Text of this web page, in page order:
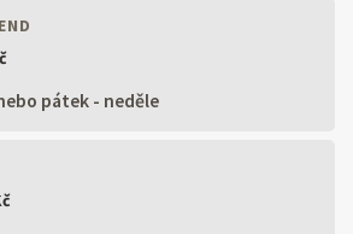
pátek - neděle